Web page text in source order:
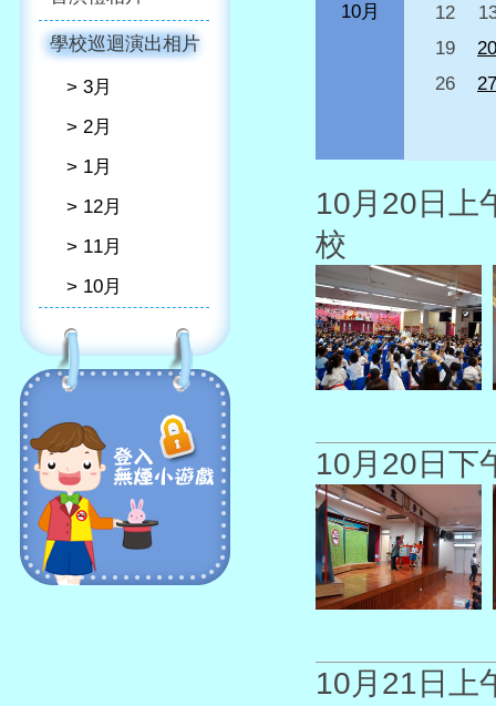
學校巡迴演出相片
> 3月
> 2月
> 1月
> 12月
> 11月
> 10月
10月
12
19
20
26
27
10月20日上
校
10月20日下
10月21日上